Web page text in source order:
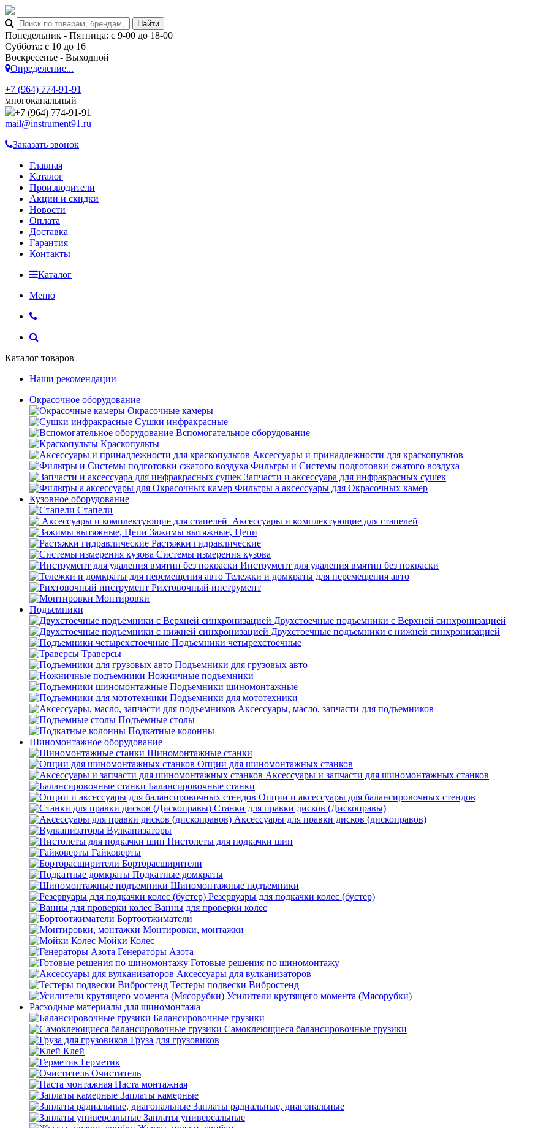
Понедельник - Пятница: с 9-00 до 18-00
Суббота: с 10 до 16
Воскресенье - Выходной
Определение...
+7 (964) 774-91-91
многоканальный
+7 (964) 774-91-91
mail@instrument91.ru
Заказать звонок
Главная
Каталог
Производители
Акции и скидки
Новости
Оплата
Доставка
Гарантия
Контакты
Каталог
Меню
Каталог товаров
Наши рекомендации
Окрасочное оборудование
Окрасочные камеры
Сушки инфракрасные
Вспомогательное оборудование
Краскопульты
Аксессуары и принадлежности для краскопультов
Фильтры и Системы подготовки сжатого воздуха
Запчасти и аксессуара для инфракрасных сушек
Фильтры а аксессуары для Окрасочных камер
Кузовное оборудование
Стапели
Аксессуары и комплектующие для стапелей
Зажимы вытяжные, Цепи
Растяжки гидравлические
Системы измерения кузова
Инструмент для удаления вмятин без покраски
Тележки и домкраты для перемещения авто
Рихтовочный инструмент
Монтировки
Подъемники
Двухстоечные подъемники с Верхней синхронизацией
Двухстоечные подъемники с нижней синхронизацией
Подъемники четырехстоечные
Траверсы
Подъемники для грузовых авто
Ножничные подъемники
Подъемники шиномонтажные
Подъемники для мототехники
Аксессуары, масло, запчасти для подъемников
Подъемные столы
Подкатные колонны
Шиномонтажное оборудование
Шиномонтажные станки
Опции для шиномонтажных станков
Аксессуары и запчасти для шиномонтажных станков
Балансировочные станки
Опции и аксессуары для балансировочных стендов
Станки для правки дисков (Дископравы)
Аксессуары для правки дисков (дископравов)
Вулканизаторы
Пистолеты для подкачки шин
Гайковерты
Борторасширители
Подкатные домкраты
Шиномонтажные подъемники
Резервуары для подкачки колес (бустер)
Ванны для проверки колес
Бортоотжиматели
Монтировки, монтажки
Мойки Колес
Генераторы Азота
Готовые решения по шиномонтажу
Аксессуары для вулканизаторов
Тестеры подвески Вибростенд
Усилители крутящего момента (Мясорубки)
Расходные материалы для шиномонтажа
Балансировочные грузики
Самоклеющиеся балансировочные грузики
Груза для грузовиков
Клей
Герметик
Очиститель
Паста монтажная
Заплаты камерные
Заплаты радиальные, диагональные
Заплаты универсальные